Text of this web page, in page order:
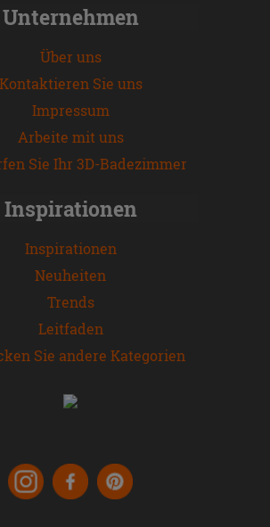
Unternehmen
Über uns
Kontaktieren Sie uns
Impressum
Arbeite mit uns
Sie Ihr 3D-Badezimmer
Inspirationen
Inspirationen
Neuheiten
Trends
Leitfaden
Sie andere Kategorien